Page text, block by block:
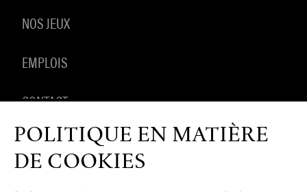
NOS JEUX
EMPLOIS
CONTACT
PRODUITS DÉRIVÉS
POLITIQUE EN MATIÈRE
DE COOKIES